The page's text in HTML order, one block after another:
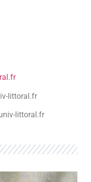
littoral.fr
littoral.fr